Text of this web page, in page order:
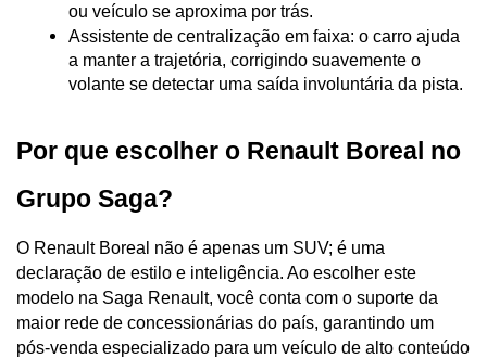
ou veículo se aproxima por trás.
Assistente de centralização em faixa: o carro ajuda
a manter a trajetória, corrigindo suavemente o
volante se detectar uma saída involuntária da pista.
Por que escolher o Renault Boreal no
Grupo Saga?
O Renault Boreal não é apenas um SUV; é uma
declaração de estilo e inteligência. Ao escolher este
modelo na Saga Renault, você conta com o suporte da
maior rede de concessionárias do país, garantindo um
pós-venda especializado para um veículo de alto conteúdo